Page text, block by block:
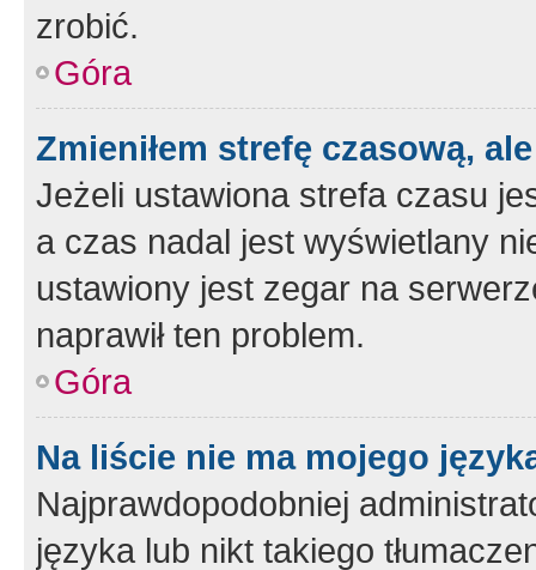
zrobić.
Góra
Zmieniłem strefę czasową,
Jeżeli ustawiona strefa czasu
a czas nadal jest wyświetlany
ustawiony jest zegar na
naprawił ten problem.
Góra
Na liście nie ma mojego
Najprawdopodobniej
języka lub nikt takiego